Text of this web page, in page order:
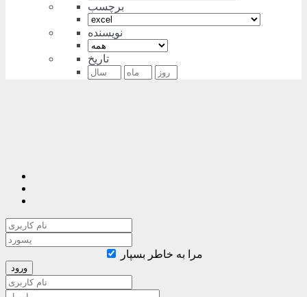
برچسب
نویسنده
تاریخ
مرا به خاطر بسپار